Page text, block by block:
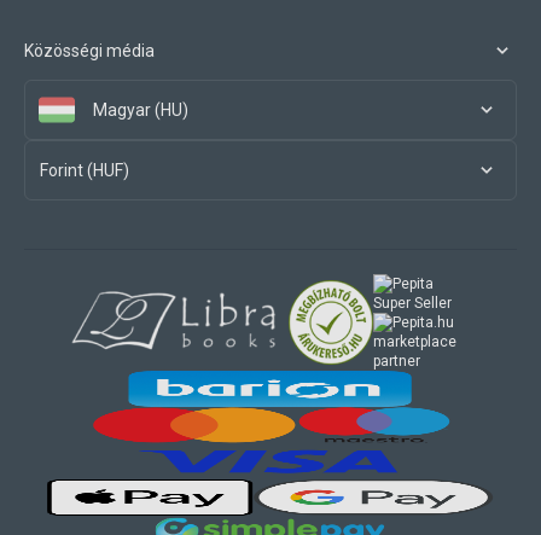
Közösségi média
Magyar (HU)
Forint (HUF)
marketplace
partner